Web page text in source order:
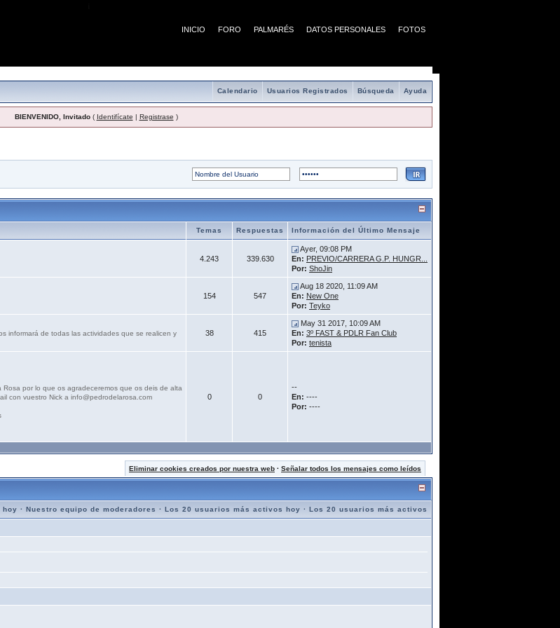
INICIO FORO PALMARÉS DATOS PERSONALES FOTOS
Ayuda
Búsqueda
Usuarios Registrados
Calendario
BIENVENIDO, Invitado( Identifícate | Registrase )
Temas Respuestas Información del Último Mensaje
4.243 339.630
Ayer, 09:08 PM
En: PREVIO/CARRERA G.P. HUNGR...
Por: ShoJin
154 547
Aug 18 2020, 11:09 AM
En: New One
Por: Teyko
informará de todas las actividades que se realicen y
38 415
May 31 2017, 10:09 AM
En: 3º FAST & PDLR Fan Club
Por: tenista
por lo que os agradeceremos que os deis de alta
con vuestro Nick a info@pedrodelarosa.com
0 0
--
En: ----
Por: ----
Eliminar cookies creados por nuestra web · Señalar todos los mensajes como leídos
hoy · Nuestro equipo de moderadores · Los 20 usuarios más activos hoy · Los 20 usuarios más activos